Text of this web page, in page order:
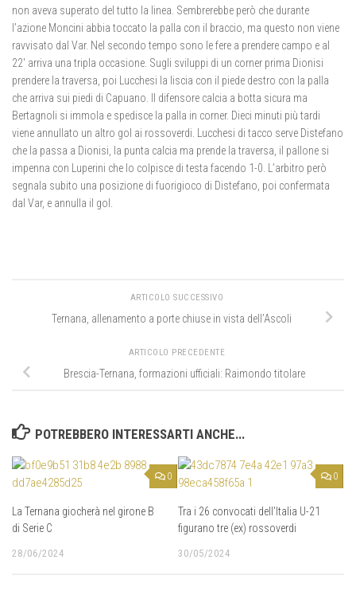
non aveva superato del tutto la linea. Sembrerebbe però che durante
l’azione Moncini abbia toccato la palla con il braccio, ma questo non viene
ravvisato dal Var. Nel secondo tempo sono le fere a prendere campo e al
22′ arriva una tripla occasione. Sugli sviluppi di un corner prima Dionisi
prendere la traversa, poi Lucchesi la liscia con il piede destro con la palla
che arriva sui piedi di Capuano. Il difensore calcia a botta sicura ma
Bertagnoli si immola e spedisce la palla in corner. Dieci minuti più tardi
viene annullato un altro gol ai rossoverdi. Lucchesi di tacco serve Distefano
che la passa a Dionisi, la punta calcia ma prende la traversa, il pallone si
impenna con Luperini che lo colpisce di testa facendo 1-0. L’arbitro però
segnala subito una posizione di fuorigioco di Distefano, poi confermata
dal Var, e annulla il gol.
ARTICOLO SUCCESSIVO
Ternana, allenamento a porte chiuse in vista dell’Ascoli
ARTICOLO PRECEDENTE
Brescia-Ternana, formazioni ufficiali: Raimondo titolare
POTREBBERO INTERESSARTI ANCHE...
0
La Ternana giocherà nel girone B
di Serie C
28/06/2024
0
Tra i 26 convocati dell’Italia U-21
figurano tre (ex) rossoverdi
30/05/2024